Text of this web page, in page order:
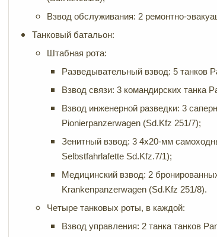
Взвод обслуживания: 2 ремонтно-
Танковый батальон:
Штабная рота:
Разведывательный взвод: 5 танков
Взвод связи: 3 командирских танка
Взвод инженерной разведки: 3
Pionierpanzerwagen (Sd.Kfz 251/7);
Зенитный взвод: 3 4х20-мм
Selbstfahrlafette Sd.Kfz.7/1);
Медицинский взвод: 2
Krankenpanzerwagen (Sd.Kfz 251/8).
Четыре танковых роты, в каждой:
Взвод управления: 2 танка танков